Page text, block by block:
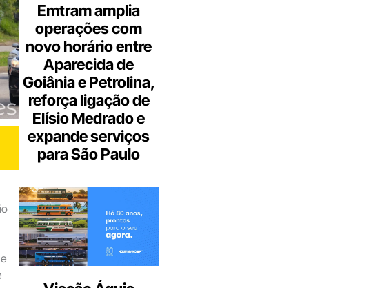
Emtram amplia
operações com
novo horário entre
Aparecida de
Goiânia e Petrolina,
reforça ligação de
Elísio Medrado e
expande serviços
para São Paulo